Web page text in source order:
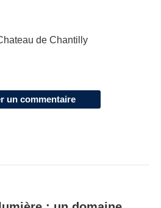
de Chantilly
un commentaire